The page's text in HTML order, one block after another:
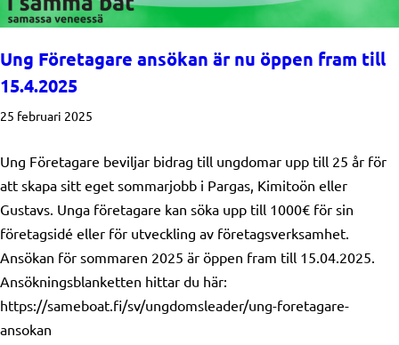
Ung Företagare ansökan är nu öppen fram till
15.4.2025
25 februari 2025
Ung Företagare beviljar bidrag till ungdomar upp till 25 år för
att skapa sitt eget sommarjobb i Pargas, Kimitoön eller
Gustavs. Unga företagare kan söka upp till 1000€ för sin
företagsidé eller för utveckling av företagsverksamhet.
Ansökan för sommaren 2025 är öppen fram till 15.04.2025.
Ansökningsblanketten hittar du här:
https://sameboat.fi/sv/ungdomsleader/ung-foretagare-
ansokan